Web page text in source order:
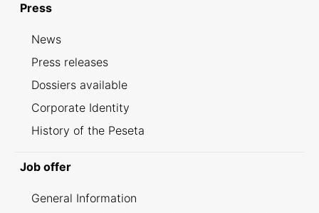
Press
News
Press releases
Dossiers available
Corporate Identity
History of the Peseta
Job offer
General Information